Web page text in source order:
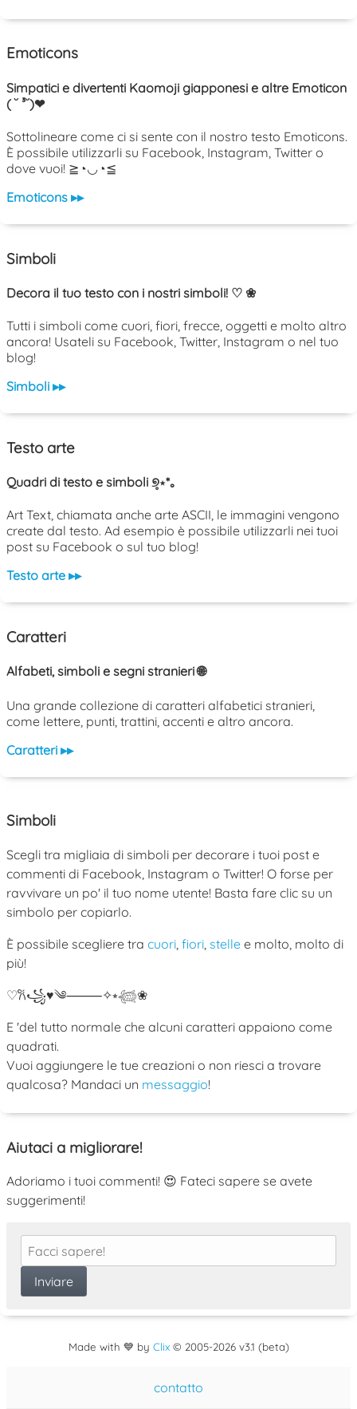
Emoticons
Simpatici e divertenti Kaomoji giapponesi e altre Emoticon
( ˘ ³˘)❤
Sottolineare come ci si sente con il nostro testo Emoticons.
È possibile utilizzarli su Facebook, Instagram, Twitter o
dove vuoi! ≧◔◡◔≦
Emoticons ▸▸
Simboli
Decora il tuo testo con i nostri simboli! ♡ ❀
Tutti i simboli come cuori, fiori, frecce, oggetti e molto altro
ancora! Usateli su Facebook, Twitter, Instagram o nel tuo
blog!
Simboli ▸▸
Testo arte
Quadri di testo e simboli ୭̥⋆*｡
Art Text, chiamata anche arte ASCII, le immagini vengono
create dal testo. Ad esempio è possibile utilizzarli nei tuoi
post su Facebook o sul tuo blog!
Testo arte ▸▸
Caratteri
Alfabeti, simboli e segni stranieri 🌐
Una grande collezione di caratteri alfabetici stranieri,
come lettere, punti, trattini, accenti e altro ancora.
Caratteri ▸▸
Simboli
Scegli tra migliaia di simboli per decorare i tuoi post e
commenti di Facebook, Instagram o Twitter! O forse per
ravvivare un po' il tuo nome utente! Basta fare clic su un
simbolo per copiarlo.
È possibile scegliere tra cuori, fiori, stelle e molto, molto di
più!
♡𐙚꧁♥༄⸻✧⭒𓆉❀
E 'del tutto normale che alcuni caratteri appaiono come
quadrati.
Vuoi aggiungere le tue creazioni o non riesci a trovare
qualcosa? Mandaci un messaggio!
Aiutaci a migliorare!
Adoriamo i tuoi commenti! 😍 Fateci sapere se avete
suggerimenti!
Made with 💙 by Clix© 2005-2026 v3.1 (beta)
contatto